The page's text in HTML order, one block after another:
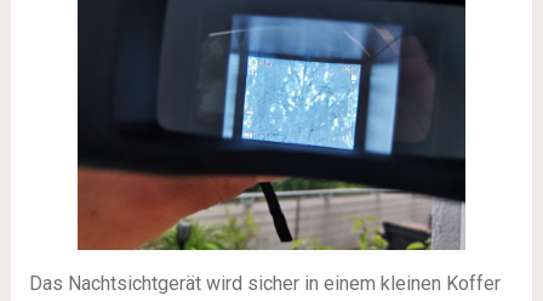
Das Nachtsichtgerät wird sicher in einem kleinen Koffer